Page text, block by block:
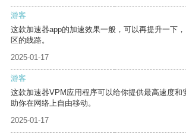
游客
这款加速器app的加速效果一般，可以再提升一下
区的线路。
2025-01-17
游客
这款加速器VPM应用程序可以给你提供最高速度和
助你在网络上自由移动。
2025-01-17